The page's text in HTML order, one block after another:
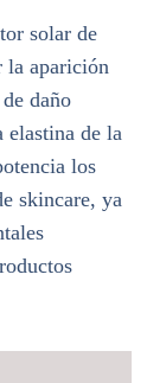
solar de
la aparición
daño
de la
los
skincare, ya